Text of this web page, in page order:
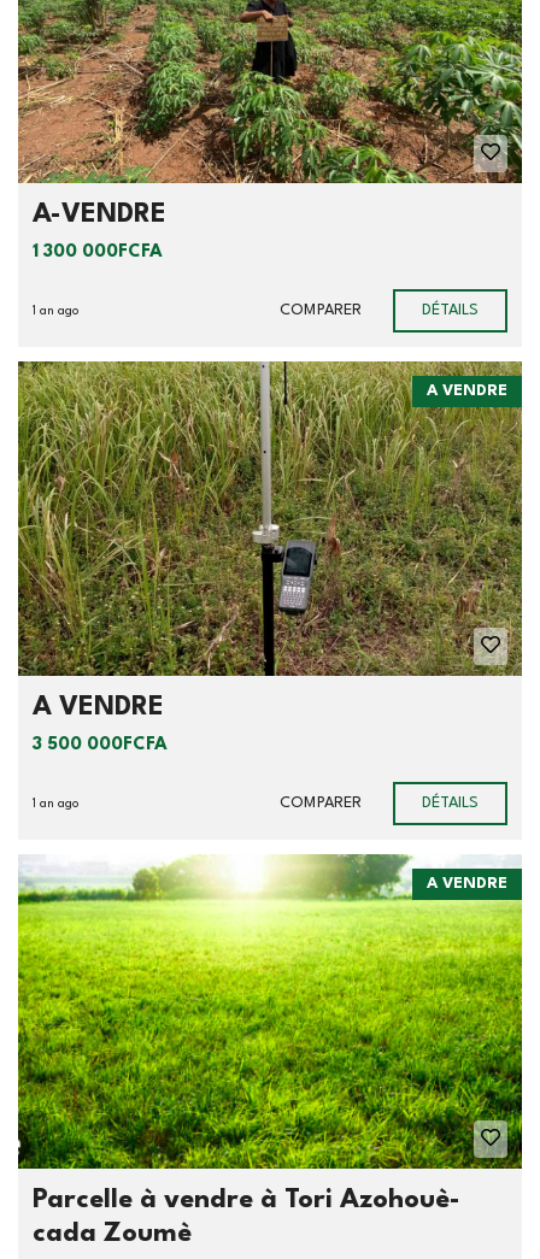
A-VENDRE
1 300 000FCFA
1 an ago COMPARER DÉTAILS
A VENDRE
A VENDRE
3 500 000FCFA
1 an ago COMPARER DÉTAILS
A VENDRE
Parcelle à vendre à Tori Azohouè-
cada Zoumè